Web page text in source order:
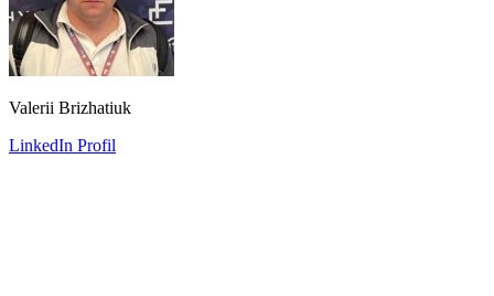
Valerii Brizhatiuk
LinkedIn Profil